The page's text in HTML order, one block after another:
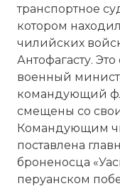
транспортное
котором
чилийских
Антофагасту.
военный
командующий
смещены со
Командующим
поставлена
броненосца
перуанском